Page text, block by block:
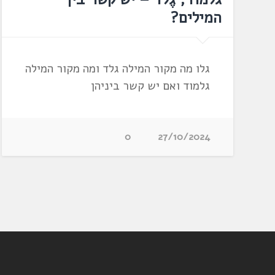
המילים?
גלו מה מקור המילה גלד ומה מקור המילה
גלמוד ואם יש קשר ביניהן
27/10/2024
0